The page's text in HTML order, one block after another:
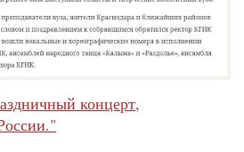
концерт,